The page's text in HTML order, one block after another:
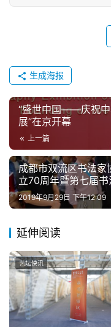
征
术
研
究
法
书
欣
赏
砚
边
夜
话
美
术
图
生成海报
“盛世中国——庆祝中
展”在京开幕
上一篇
成都市双流区书法
立70周年暨第七届
2019年9月29日 下午12:09
延伸阅读
艺坛快讯